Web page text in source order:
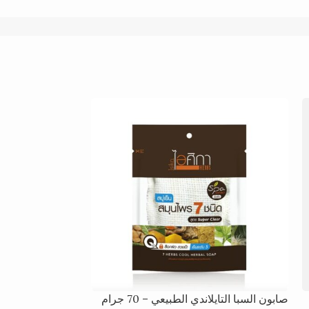
صابون السبا التايلاندي الطبيعي – 70 جرام